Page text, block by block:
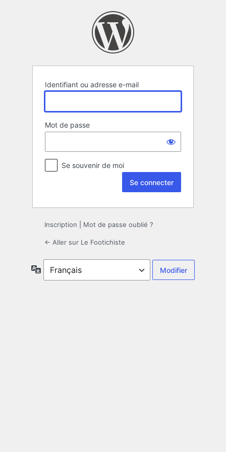
Identifiant ou adresse e-mail
Mot de passe
Se souvenir de moi
Inscription Mot de passe oublié ?
← Aller sur Le Footichiste
Langue